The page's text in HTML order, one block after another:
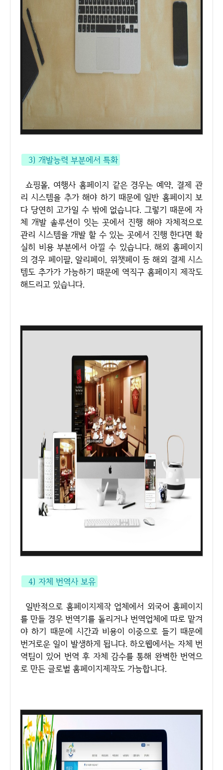
3) 개발능력 부분에서 특화
쇼핑몰, 여행사 홈페이지 같은 경우는 예약, 결제 관
리 시스템을 추가 해야 하기 때문에 일반 홈페이지 보
다 당연히 고가일 수 밖에 없습니다. 그렇기 때문에 자
체 개발 솔루션이 잇는 곳에서 진행 해야 자체적으로
관리 시스템을 개발 할 수 있는 곳에서 진행 한다면 확
실히 비용 부분에서 아낄 수 있습니다. 해외 홈페이지
의 경우 페이팔, 알리페이, 위챗페이 등 해외 결제 시스
템도 추가가 가능하기 때문에 역직구 홈페이지 제작도
해드리고 있습니다.
4) 자체 번역사 보유
일반적으로 홈페이지제작 업체에서 외국어 홈페이지
를 만들 경우 번역기를 돌리거나 번역업체에 따로 맡겨
야 하기 때문에 시간과 비용이 이중으로 들기 때문에
번거로운 일이 발생하게 됩니다. 하오웹에서는 자체 번
역팀이 있어 번역 후 자체 감수를 통해 완벽한 번역으
로 만든 글로벌 홈페이지제작도 가능합니다.